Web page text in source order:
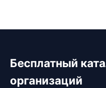
Бесплатный
организаций